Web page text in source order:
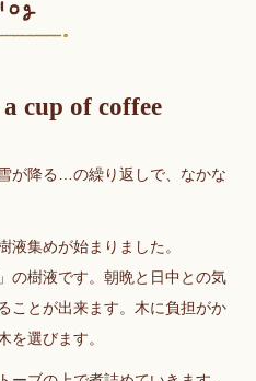
cup of coffee
が降る…の繰り返しで、なかな
液集めが始まりました。
の樹液です。朝晩と日中との気
ことが出来ます。木に負担がか
を選びます。